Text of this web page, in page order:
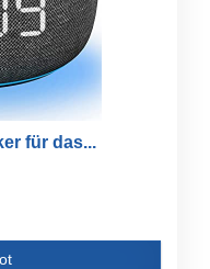
für das...